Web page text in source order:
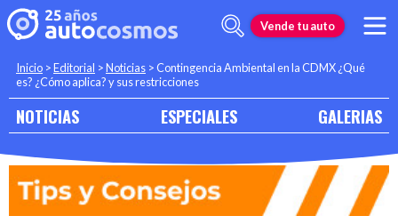
Vende tu auto
Inicio >Editorial >Noticias >Contingencia Ambiental en la CDMX ¿Qué
es? ¿Cómo aplica? y sus restricciones
NOTICIAS ESPECIALES GALERIAS